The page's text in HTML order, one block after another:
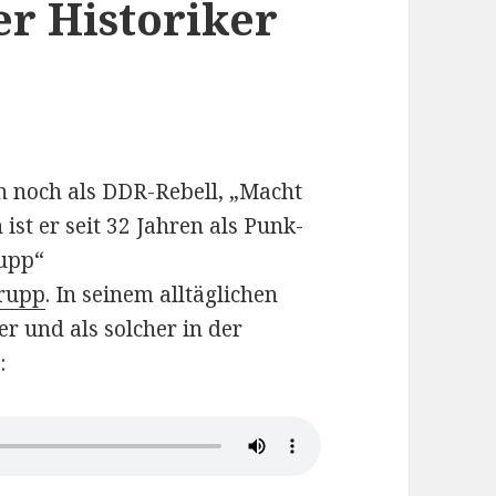
Historiker
als DDR-Rebell, „Macht
er seit 32 Jahren als Punk-
. In seinem alltäglichen
und als solcher in der